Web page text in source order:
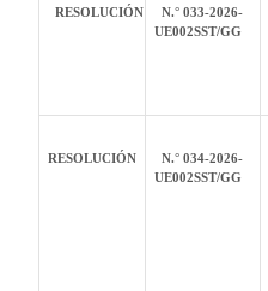
RESOLUCIÓN
N.° 033-2026-
UE002SST/GG
RESOLUCIÓN
N.° 034-2026-
UE002SST/GG